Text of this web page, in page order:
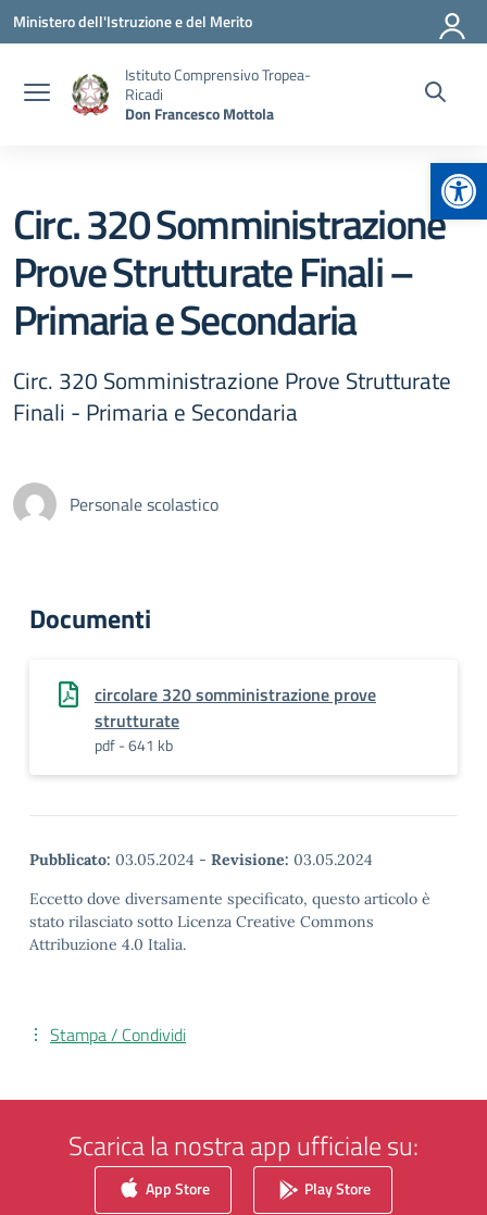
Vai ai contenuti
Vai al menu di navigazione
Vai al footer
Ministero dell'Istruzione e del Merito
Istituto Comprensivo Tropea-
Ricadi
Don Francesco Mottola
Circ. 320 Somministrazione
Prove Strutturate Finali –
Primaria e Secondaria
Circ. 320 Somministrazione Prove Strutturate
Finali - Primaria e Secondaria
Personale scolastico
Documenti
circolare 320 somministrazione prove
strutturate
pdf - 641 kb
Pubblicato: 03.05.2024 - Revisione: 03.05.2024
Eccetto dove diversamente specificato, questo articolo è
stato rilasciato sotto Licenza Creative Commons
Attribuzione 4.0 Italia.
Stampa / Condividi
Scarica la nostra app ufficiale su:
App Store Play Store